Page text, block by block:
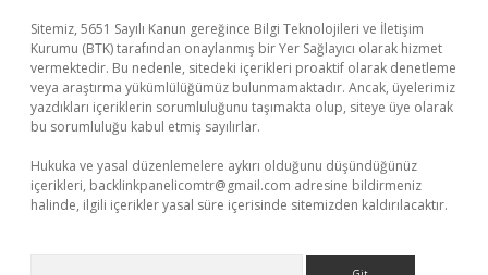
Sitemiz, 5651 Sayılı Kanun gereğince Bilgi Teknolojileri ve İletişim
Kurumu (BTK) tarafından onaylanmış bir Yer Sağlayıcı olarak hizmet
vermektedir. Bu nedenle, sitedeki içerikleri proaktif olarak denetleme
veya araştırma yükümlülüğümüz bulunmamaktadır. Ancak, üyelerimiz
yazdıkları içeriklerin sorumluluğunu taşımakta olup, siteye üye olarak
bu sorumluluğu kabul etmiş sayılırlar.
Hukuka ve yasal düzenlemelere aykırı olduğunu düşündüğünüz
içerikleri, backlinkpanelicomtr@gmail.com adresine bildirmeniz
halinde, ilgili içerikler yasal süre içerisinde sitemizden kaldırılacaktır.